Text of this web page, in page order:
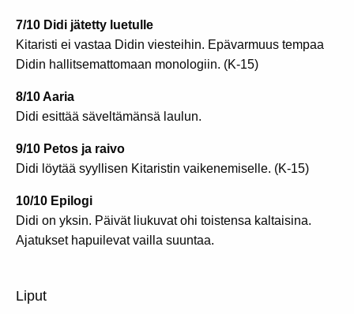
7/10 Didi jätetty luetulle
Kitaristi ei vastaa Didin viesteihin. Epävarmuus tempaa
Didin hallitsemattomaan monologiin. (K-15)
8/10 Aaria
Didi esittää säveltämänsä laulun.
9/10 Petos ja raivo
Didi löytää syyllisen Kitaristin vaikenemiselle. (K-15)
10/10 Epilogi
Didi on yksin. Päivät liukuvat ohi toistensa kaltaisina.
Ajatukset hapuilevat vailla suuntaa.
Liput